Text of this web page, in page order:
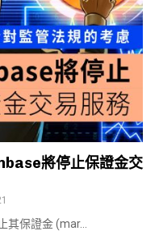
將停止保證金交
保證金 (mar...